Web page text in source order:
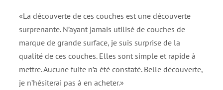
«La découverte de ces couches est une découverte
surprenante. N’ayant jamais utilisé de couches de
marque de grande surface, je suis surprise de la
qualité de ces couches. Elles sont simple et rapide à
mettre. Aucune fuite n’a été constaté. Belle découverte,
je n’hésiterai pas à en acheter.»